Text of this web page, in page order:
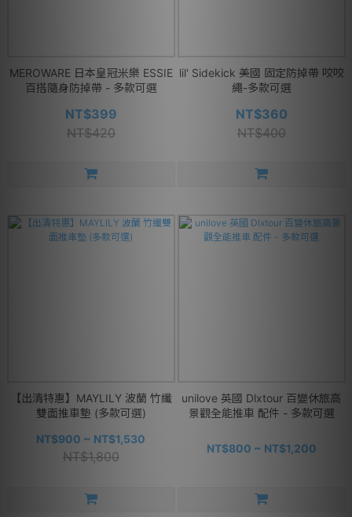
MEROWARE 日本皇冠米樂 ESSIE
百搭隨身防掉帶 - 多款可選
NT$399
NT$420
lil' Sidekick 美國 固定防掉帶 咬咬
繩-多款可選
NT$360
NT$400
【出清特惠】MAYLILY 波蘭 竹纖
雙面推車墊 (多款可選)
NT$900 ~ NT$1,530
NT$1,800
unilove 英國 Dlxtour 百變休旅高
景觀全能推車 配件 - 多款可選
NT$800 ~ NT$1,200